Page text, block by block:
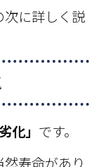
次に詳しく説
化」 です。
寿命があり